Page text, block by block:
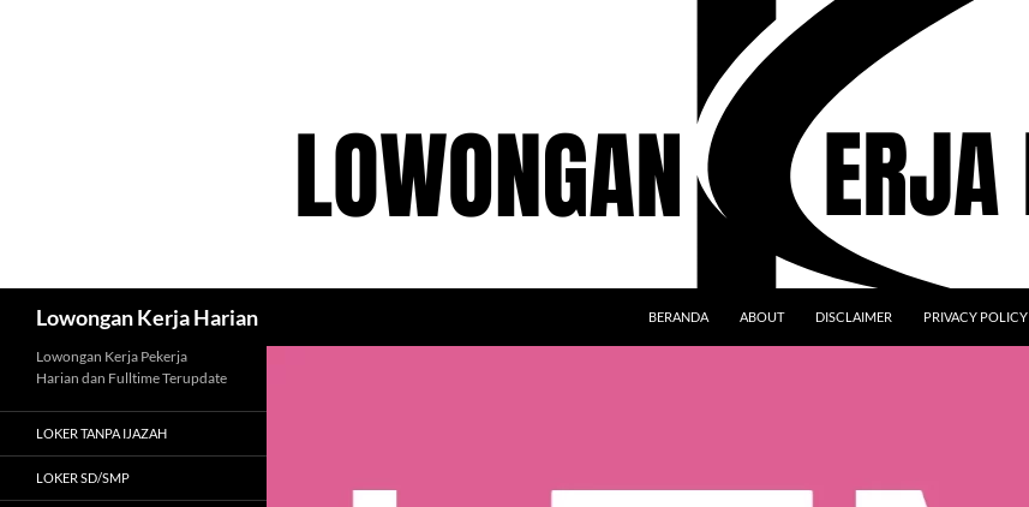
Lowongan Kerja Harian BERANDA ABOUT DISCLAIMER PRIVACY POLICY
Lowongan Kerja Pekerja
Harian dan Fulltime Terupdate
LOKER TANPA IJAZAH
LOKER SD/SMP